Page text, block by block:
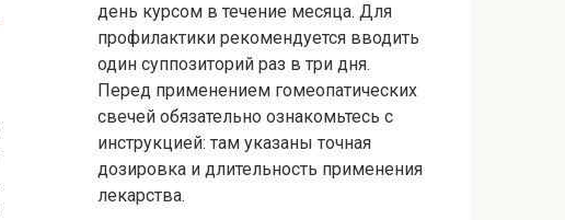
день курсом в течение месяца. Для
профилактики рекомендуется вводить
один суппозиторий раз в три дня.
Перед применением гомеопатических
свечей обязательно ознакомьтесь с
инструкцией: там указаны точная
дозировка и длительность применения
лекарства.